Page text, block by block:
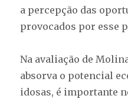
a percepção das
provocados por esse
Na avaliação de
absorva o potencial
idosas, é importante